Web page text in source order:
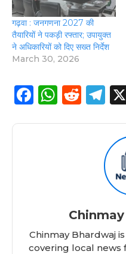
गढ़वा : जनगणना 2027 की
तैयारियों ने पकड़ी रफ्तार; उपायुक्त
ने अधिकारियों को दिए सख्त निर्देश
March 30, 2026
F
k
W
p
R
T
g
ra
m
Chinmay Bhardwaj
covering local news